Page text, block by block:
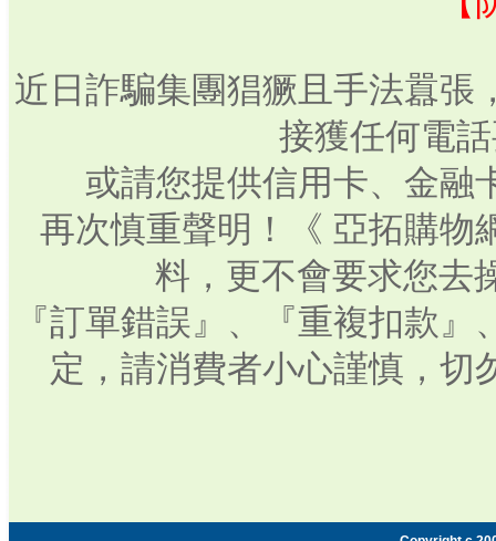
近日詐騙集團猖獗且手法囂張
接獲任何電
或請您提供信用卡、金融
再次慎重聲明！《 亞拓購物
料，更不會要求您去
『訂單錯誤』、『重複扣款
定，請消費者小心謹慎，切